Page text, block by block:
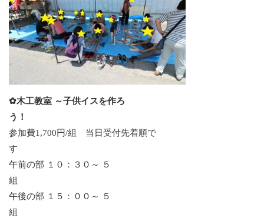
✿木工教室 ～子供イスを作ろ
う！
参加費1,700円/組 当日受付先着順で
午前の部 １０：３０～ ５
午後の部 １５：００～ ５